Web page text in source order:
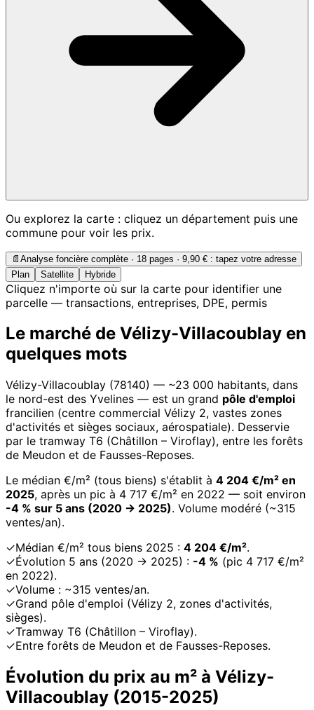
Ou explorez la carte : cliquez un département puis une
commune pour voir les prix.
📄 Analyse foncière complète · 18 pages · 9,90 € : tapez votre adresse
Plan
Satellite Hybride
Cliquez n'importe où sur la carte pour identifier une
parcelle — transactions, entreprises, DPE, permis
Le marché de Vélizy-Villacoublay en
quelques mots
Vélizy-Villacoublay (78140) — ~23 000 habitants, dans
le nord-est des Yvelines — est un grand pôle d'emploi
francilien (centre commercial Vélizy 2, vastes zones
d'activités et sièges sociaux, aérospatiale). Desservie
par le tramway T6 (Châtillon – Viroflay), entre les forêts
de Meudon et de Fausses-Reposes.
Le médian €/m² (tous biens) s'établit à 4 204 €/m² en
2025, après un pic à 4 717 €/m² en 2022 — soit environ
-4 % sur 5 ans (2020 → 2025). Volume modéré (~315
ventes/an).
✓Médian €/m² tous biens 2025 : 4 204 €/m².
✓Évolution 5 ans (2020 → 2025) : -4 % (pic 4 717 €/m²
en 2022).
✓Volume : ~315 ventes/an.
✓Grand pôle d'emploi (Vélizy 2, zones d'activités,
sièges).
✓Tramway T6 (Châtillon – Viroflay).
✓Entre forêts de Meudon et de Fausses-Reposes.
Évolution du prix au m² à Vélizy-
Villacoublay (2015-2025)